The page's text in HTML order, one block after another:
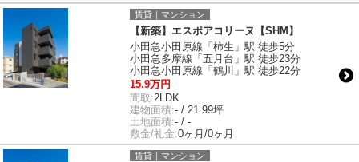
賃貸｜マンション
【新築】エスポアコリーヌ【SHM】
小田急小田原線「柿生」駅 徒歩5分
小田急多摩線「五月台」駅 徒歩23分
小田急小田原線「鶴川」駅 徒歩22分
15.9万円
間取:2LDK
建物面積:- / 21.99坪
土地面積:- / -
敷金/礼金:0ヶ月/0ヶ月
賃貸｜マンション